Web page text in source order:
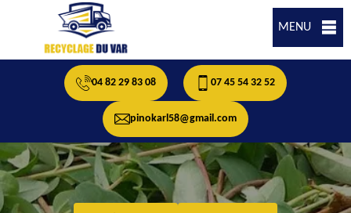
MENU
04 82 29 83 08 07 45 54 32 52
pinokarl58@gmail.com